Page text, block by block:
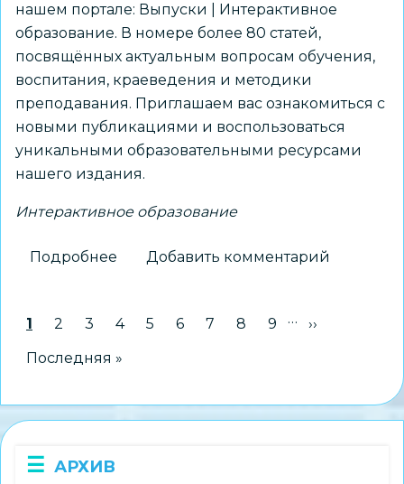
нашем портале: Выпуски | Интерактивное
образование. В номере более 80 статей,
посвящённых актуальным вопросам обучения,
воспитания, краеведения и методики
преподавания. Приглашаем вас ознакомиться с
новыми публикациями и воспользоваться
уникальными образовательными ресурсами
нашего издания.
Интерактивное образование
Подробнее
й
«Интерактивное
Добавить комментарий
Нумерация
Текущая страница
1 Страница
2 Страница
3 Страница
4 Страница
5 Страница
6 Страница
7 Страница
8 Страница
9 … Следующая
››
Последняя страница
Последняя »
АРХИВ